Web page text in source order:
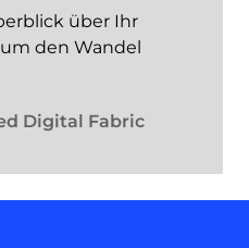
über Ihr
den Wandel
Digital Fabric